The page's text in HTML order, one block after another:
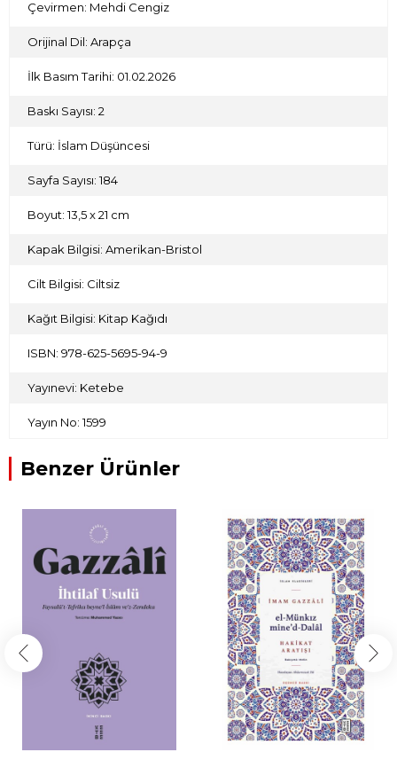
Çevirmen: Mehdi Cengiz
Orijinal Dil: Arapça
İlk Basım Tarihi: 01.02.2026
Baskı Sayısı: 2
Türü: İslam Düşüncesi
Sayfa Sayısı: 184
Boyut: 13,5 x 21 cm
Kapak Bilgisi: Amerikan-Bristol
Cilt Bilgisi: Ciltsiz
Kağıt Bilgisi: Kitap Kağıdı
ISBN: 978-625-5695-94-9
Yayınevi: Ketebe
Yayın No: 1599
Benzer Ürünler